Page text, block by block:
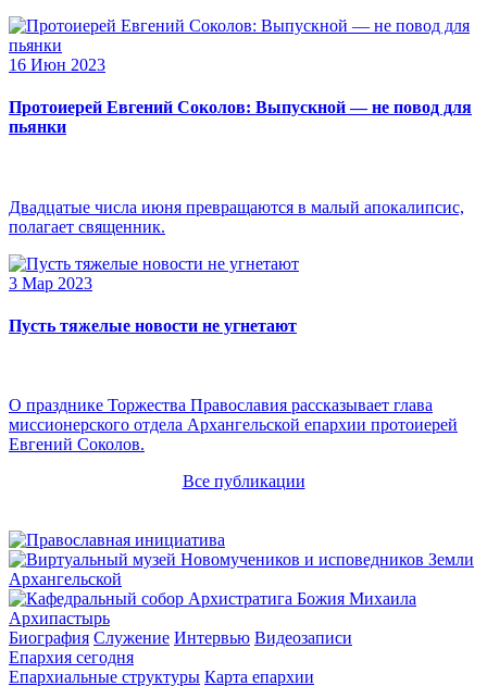
16 Июн 2023
Протоиерей Евгений Соколов: Выпускной — не повод для
пьянки
Двадцатые числа июня превращаются в малый апокалипсис,
полагает священник.
3 Мар 2023
Пусть тяжелые новости не угнетают
О празднике Торжества Православия рассказывает глава
миссионерского отдела Архангельской епархии протоиерей
Евгений Соколов.
Все публикации
Архипастырь
Биография Служение Интервью Видеозаписи
Епархия сегодня
Епархиальные структуры Карта епархии